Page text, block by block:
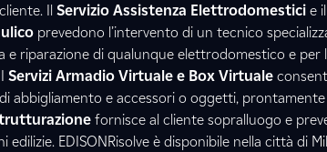
Il Servizio Assistenza Elettrodomesticie il
prevedono l’intervento di un tecnico
e riparazione di qualunque elettrodomestico e per
Servizi Armadio Virtuale e Box Virtuale
abbigliamento e accessori o oggetti,
fornisce al cliente sopralluogo e
EDISONRisolve è disponibile nella città di